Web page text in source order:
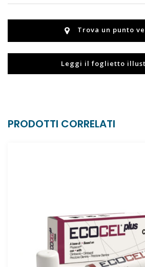
Trova un punto
Leggi il foglietto
PRODOTTI CORRELATI